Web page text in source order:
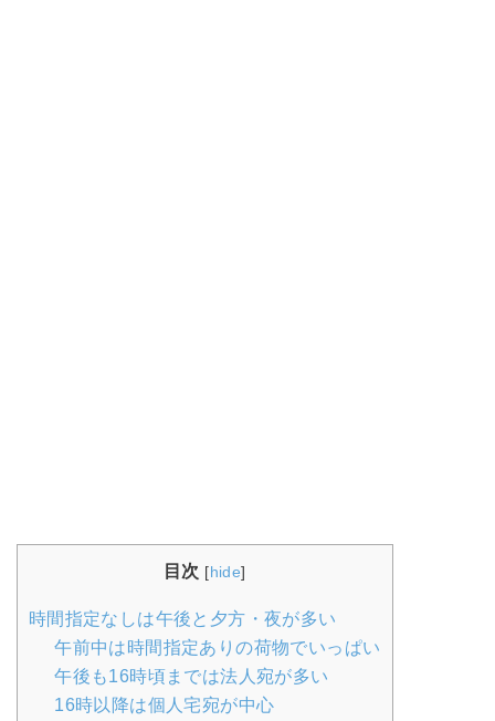
目次 [hide]
時間指定なしは午後と夕方・夜が多い
午前中は時間指定ありの荷物でいっぱい
午後も16時頃までは法人宛が多い
16時以降は個人宅宛が中心